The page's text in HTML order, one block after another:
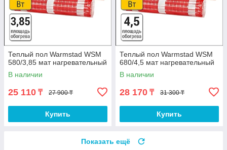
Теплый пол Warmstad WSM
580/3,85 мат нагревательный
В наличии
25 110 ₸ 27 900 ₸
Купить
Теплый пол Warmstad WSM
680/4,5 мат нагревательный
В наличии
28 170 ₸ 31 300 ₸
Купить
Показать ещё